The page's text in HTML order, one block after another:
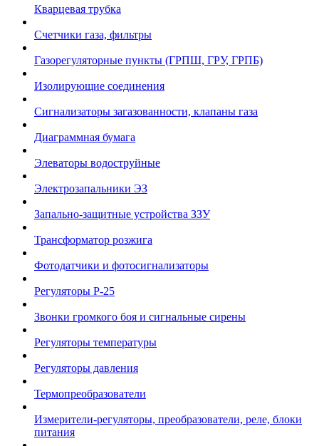
Кварцевая трубка
Счетчики газа, фильтры
Газорегуляторные пункты (ГРПШ, ГРУ, ГРПБ)
Изолирующие соединения
Сигнализаторы загазованности, клапаны газа
Диаграммная бумага
Элеваторы водоструйные
Электрозапальники ЭЗ
Запально-защитные устройства ЗЗУ
Трансформатор розжига
Фотодатчики и фотосигнализаторы
Регуляторы Р-25
Звонки громкого боя и сигнальные сирены
Регуляторы температуры
Регуляторы давления
Термопреобразователи
Измерители-регуляторы, преобразователи, реле, блоки
питания